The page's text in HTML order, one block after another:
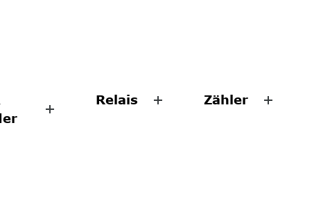
Relais Zähler